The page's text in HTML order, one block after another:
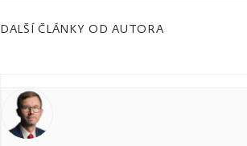
DALŠÍ ČLÁNKY OD AUTORA